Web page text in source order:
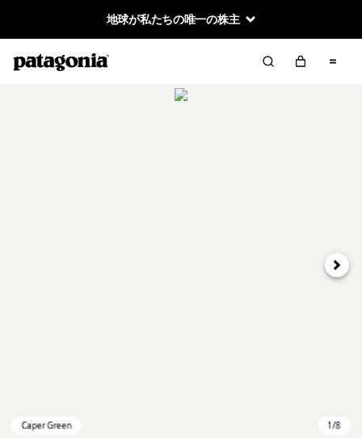
地球が私たちの唯一の株主
次へ